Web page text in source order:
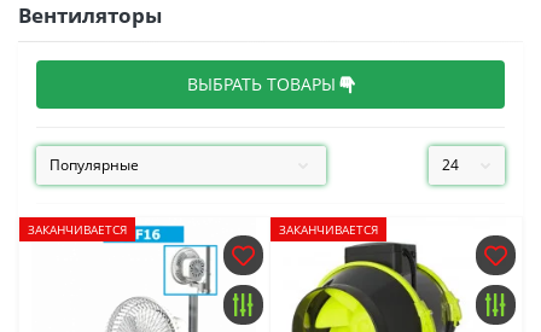
Вентиляторы
ВЫБРАТЬ ТОВАРЫ
ЗАКАНЧИВАЕТСЯ ЗАКАНЧИВАЕТСЯ